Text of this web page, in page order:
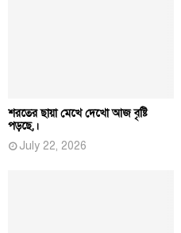
শরতের ছায়া মেখে দেখো আজ বৃষ্টি
পড়ছে,।
July 22, 2026